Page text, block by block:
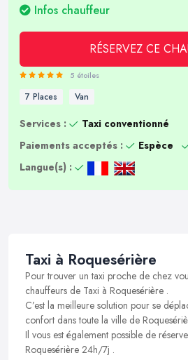
Infos chauffeur
RÉSERVEZ CE
5 étoiles
7 Places Van
Services :
Taxi conventionné
Paiements acceptés :
Espèce
Langue(s) :
Taxi à Roquesérière
Pour trouver un taxi proche de chez
chauffeurs de Taxi à Roquesérière .
C’est la meilleure solution pour se
confort dans toute la ville de
Il vous est également possible de
Roquesérière 24h/7j .